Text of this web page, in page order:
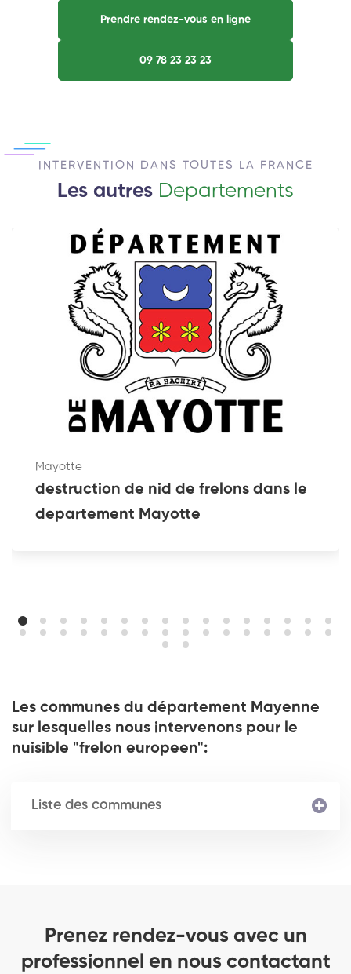
Prendre rendez-vous en ligne
09 78 23 23 23
INTERVENTION DANS TOUTES LA FRANCE
Les autres Departements
Mayotte
destruction de nid de frelons dans le
departement Mayotte
Les communes du département Mayenne
sur lesquelles nous intervenons pour le
nuisible "frelon europeen":
Liste des communes
Prenez rendez-vous avec un
professionnel en nous contactant